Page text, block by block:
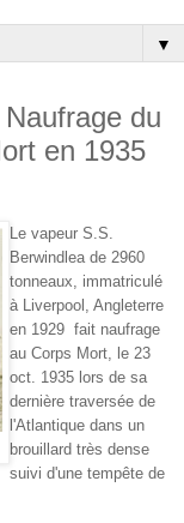
▼
du
en 1935
Le vapeur S.S.
Berwindlea de 2960
tonneaux, immatriculé
à Liverpool, Angleterre
en 1929 fait naufrage
au Corps Mort, le 23
oct. 1935 lors de sa
dernière traversée de
l'Atlantique dans un
brouillard très dense
suivi d'une tempête de